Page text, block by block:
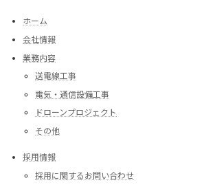
ホーム
会社情報
業務内容
送電線工事
電気・通信設備工事
ドローンプロジェクト
その他
採用情報
採用に関するお問い合わせ